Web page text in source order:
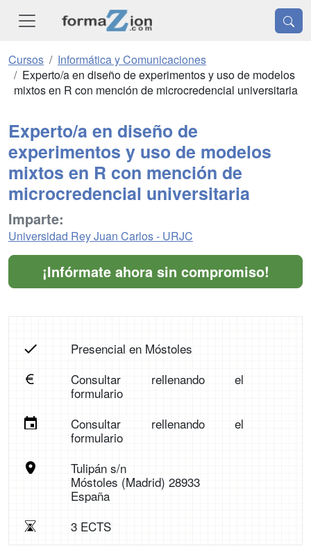
Cursos
Informática y Comunicaciones
Experto/a en diseño de experimentos y uso de modelos
mixtos en R con mención de microcredencial universitaria
Experto/a en diseño de
experimentos y uso de modelos
mixtos en R con mención de
microcredencial universitaria
Imparte:
Universidad Rey Juan Carlos - URJC
¡Infórmate ahora sin compromiso!
Presencial en Móstoles
Consultar rellenando el
formulario
Consultar rellenando el
formulario
Tulipán s/n
Móstoles (Madrid) 28933
España
3 ECTS